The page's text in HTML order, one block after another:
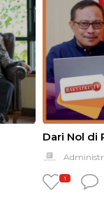
Dari Nol di
1